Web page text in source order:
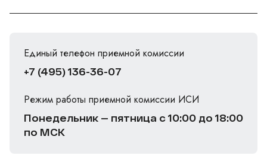
Единый телефон приемной комиссии
+7 (495) 136-36-07
Режим работы приемной комиссии ИСИ
Понедельник — пятница с 10:00 до 18:00
по МСК